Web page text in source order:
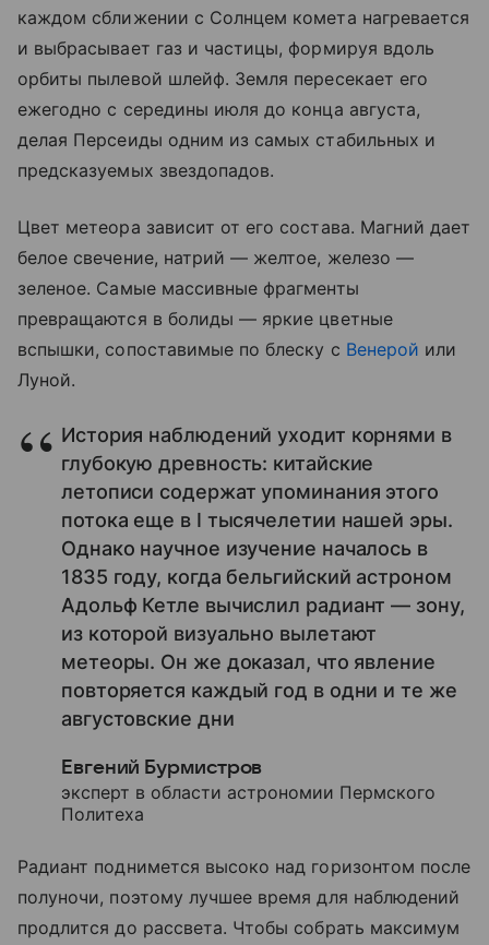
каждом сближении с Солнцем комета нагревается
и выбрасывает газ и частицы, формируя вдоль
орбиты пылевой шлейф. Земля пересекает его
ежегодно с середины июля до конца августа,
делая Персеиды одним из самых стабильных и
предсказуемых звездопадов.
Цвет метеора зависит от его состава. Магний дает
белое свечение, натрий — желтое, железо —
зеленое. Самые массивные фрагменты
превращаются в болиды — яркие цветные
вспышки, сопоставимые по блеску с Венерой или
Луной.
История наблюдений уходит корнями в
глубокую древность: китайские
летописи содержат упоминания этого
потока еще в I тысячелетии нашей эры.
Однако научное изучение началось в
1835 году, когда бельгийский астроном
Адольф Кетле вычислил радиант — зону,
из которой визуально вылетают
метеоры. Он же доказал, что явление
повторяется каждый год в одни и те же
августовские дни
Евгений Бурмистров
эксперт в области астрономии Пермского
Политеха
Радиант поднимется высоко над горизонтом после
полуночи, поэтому лучшее время для наблюдений
продлится до рассвета. Чтобы собрать максимум